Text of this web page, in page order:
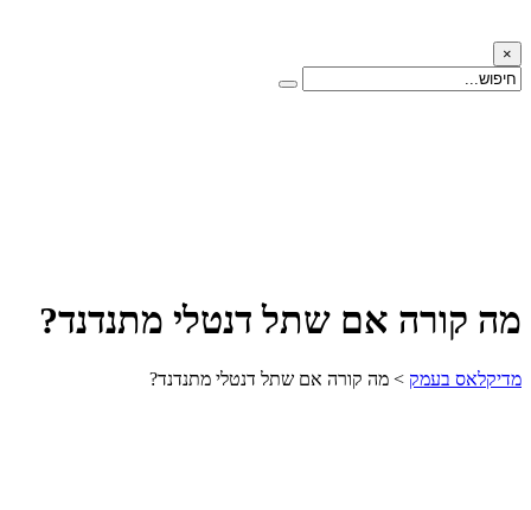
×
מה קורה אם שתל דנטלי מתנדנד?
מדיקלאס בעמק > מה קורה אם שתל דנטלי מתנדנד?